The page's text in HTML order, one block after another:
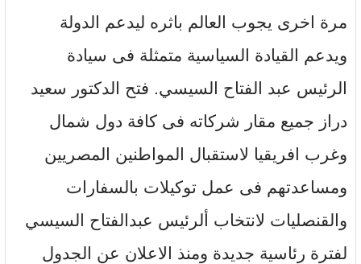
مرة اخرى يجوب العالم باثره ليدعم الدولة
ويدعم القيادة السياسية متمثلة فى سيادة
الرئيس عبد الفتاح السيسي. فتح الدكتور سعيد
دراز جميع مقار شركاته فى كافة دول شمال
وغرب افريقيا لاستقبال المواطنين المصريين
ومساعدتهم فى عمل توكيلات بالسفارات
والقنصليات لانتخاب ألرئيس عبدالفتاح السيسي
لفترة رئاسية جديدة ومنذ الاعلان عن الجدول